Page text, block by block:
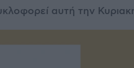
αυτή την